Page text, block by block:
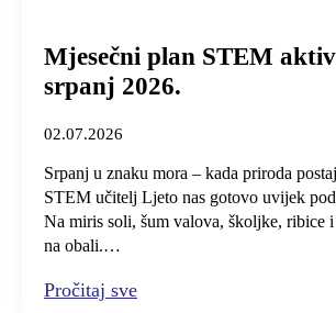
Mjesečni plan STEM
srpanj 2026.
02.07.2026
Srpanj u znaku mora – kada priroda
STEM učitelj Ljeto nas gotovo uvijek
Na miris soli, šum valova, školjke, ribice i
na obali.…
Pročitaj sve